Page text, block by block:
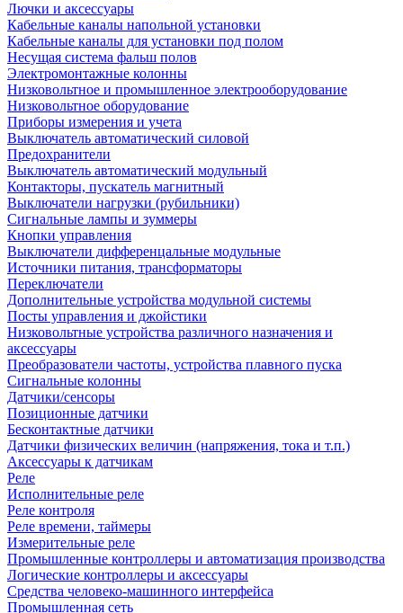
Лючки и аксессуары
Кабельные каналы напольной установки
Кабельные каналы для установки под полом
Несущая система фальш полов
Электромонтажные колонны
Низковольтное и промышленное электрооборудование
Низковольтное оборудование
Приборы измерения и учета
Выключатель автоматический силовой
Предохранители
Выключатель автоматический модульный
Контакторы, пускатель магнитный
Выключатели нагрузки (рубильники)
Сигнальные лампы и зуммеры
Кнопки управления
Выключатели дифференцальные модульные
Источники питания, трансформаторы
Переключатели
Дополнительные устройства модульной системы
Посты управления и джойстики
Низковольтные устройства различного назначения и
аксессуары
Преобразователи частоты, устройства плавного пуска
Сигнальные колонны
Датчики/сенсоры
Позиционные датчики
Бесконтактные датчики
Датчики физических величин (напряжения, тока и т.п.)
Аксессуары к датчикам
Реле
Исполнительные реле
Реле контроля
Реле времени, таймеры
Измерительные реле
Промышленные контроллеры и автоматизация производства
Логические контроллеры и аксессуары
Средства человеко-машинного интерфейса
Промышленная сеть